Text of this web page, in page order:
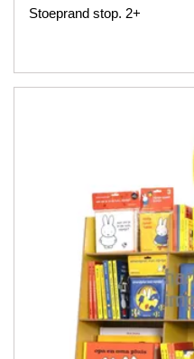
Stoeprand stop. 2+